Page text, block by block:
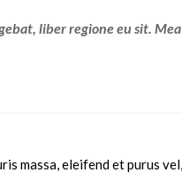
liber regione eu sit. Mea
massa, eleifend et purus